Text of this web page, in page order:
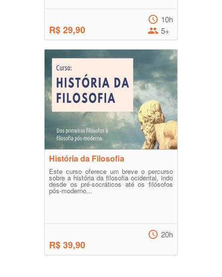
R$ 29,90
10h
5+
História da Filosofia
Este curso oferece um breve o percurso
sobre a história da filosofia ocidental, indo
desde os pré-socráticos até os filósofos
pós-moderno...
R$ 39,90
20h